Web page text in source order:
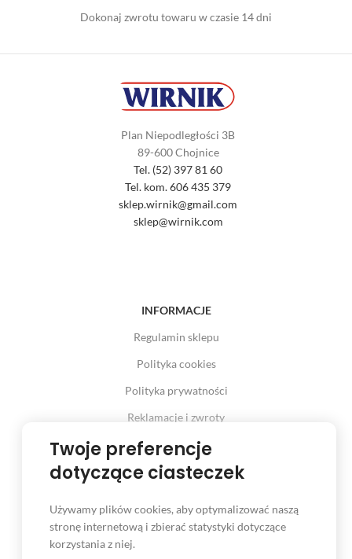
Dokonaj zwrotu towaru w czasie 14 dni
Plan Niepodległości 3B
89-600 Chojnice
Tel. (52) 397 81 60
Tel. kom. 606 435 379
sklep.wirnik@gmail.com
sklep@wirnik.com
INFORMACJE
Regulamin sklepu
Polityka cookies
Polityka prywatności
Reklamacje i zwroty
Prawo odstąpienia od umowy
INFORMACJE
Twoje preferencje
dotyczące ciasteczek
Używamy plików cookies, aby optymalizować naszą
stronę internetową i zbierać statystyki dotyczące
korzystania z niej.